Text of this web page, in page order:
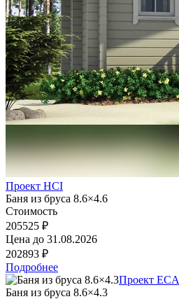
Проект HCI
Баня из бруса 8.6×4.6
Стоимость
205525 ₽
Цена до 31.08.2026
202893 ₽
Подробнее
Проект ECA
Баня из бруса 8.6×4.3